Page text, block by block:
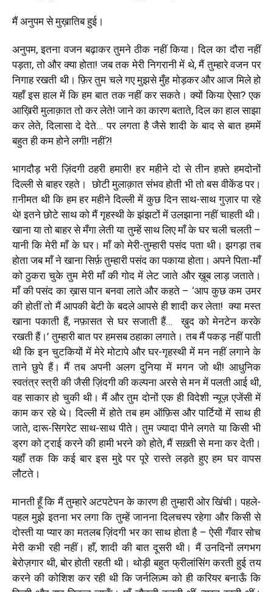
मैं अनुपम से मुख़ातिब हुई।
अनुपम, इतना वजन बढ़ाकर तुमने ठीक नहीं किया। दिल का दौरा नहीं
पड़ता, तो और क्या होता! जब तक मेरी निगरानी में थे, मैं तुम्हारे वजन पर
निगाह रखती थी। फ़िर तुम चले गए मुझसे मुँह मोड़कर और आज मिले हो
यहाँ इस हाल में कि हम बात तक नहीं कर सकते। क्यों किया ऐसा? एक
आख़िरी मुलाक़ात तो कर लेते! जाने का कारण बताते, दिल का हाल साझा
कर लेते, दिलासा दे देते… पर लगता है जैसे शादी के बाद से बात हममें
बहुत ही कम होने लगी! नहीं?!
भागदौड़ भरी ज़िंदगी ठहरी हमारी!हर महीने दो से तीन हफ़्ते हमदोनों
दिल्ली से बाहर रहते। छोटी मुलाक़ात संभव होती भी तो बस वीकेंड पर।
ग़नीमत थी कि हम हर महीने दिल्ली में कुछ दिन साथ-साथ गुज़ार पा रहे
थे! इतने छोटे साथ को मैं गृहस्थी के झंझटों में उलझाना नहीं चाहती थी।
खाना या तो बाहर से मँगा लेती या तुम्हें साथ लिए माँ के घर चली चलती –
यानी कि मेरी माँ के घर। माँ को मेरी-तुम्हारी पसंद पता थी। झगड़ा तब
होता जब माँ ने खाना सिर्फ़ तुम्हारी पसंद का पकाया होता। अपने पिता-माँ
को ठुकरा चुके तुम मेरी माँ की गोद में लेट जाते और ख़ूब लाड़ जताते।
माँ की पसंद का ख़ास पान बनवा लाते और कहते – ‘आप कुछ कम उमर
की होतीं तो मैं आपकी बेटी के बदले आपसे ही शादी कर लेता! क्या मस्त
खाना पकाती हैं, नफ़ासत से घर सजाती हैं…
ख़ुद को मेनटेन करके
रखती हैं।’ तुम्हारी बात पर हमसब ठहाका लगाते। तब मैं पकड़ नहीं पाती
थी कि इन चुटकियों में मेरे मोटापे और घर-गृहस्थी में मन नहीं लगाने के
ताने छुपे हैं। मैं तब अपनी अलग दुनिया में मगन जो थी! आधुनिक
स्वतंत्र स्त्री की जैसी ज़िंदगी की कल्पना अरसे से मन में पलती आई थी,
वह साकार हो चुकी थी। मैं और तुम दोनों एक ही विदेशी न्यूज़ एजेंसी में
काम कर रहे थे। दिल्ली में होते तब हम ऑफ़िस और पार्टियों में साथ ही
जाते,दारू-सिगरेट साथ-साथ पीते। तुम ज्यादा पीने लगते या किसी भी
ड्रग को ट्राई करने की हामी भरने को होते, मैं सख़्ती से मना कर देती।
यहाँ तक कि कई बार इस मुद्दे पर पूरे रास्ते लड़ते हुए हम घर वापस
लौटते।
मानती हूँ कि मैं तुम्हारे अटपटेपन के कारण ही तुम्हारी ओर खिंची। पहले-
पहल मुझे इतना भर लगा कि तुम्हें जानना दिलचस्प रहेगा और किसी से
दोस्ती या प्यार का मतलब ज़िंदगी भर का साथ होता है – ऐसी गँवार सोच
मेरी कभी रही नहीं। हाँ, शादी की बात दूसरी थी। मैं उनदिनों लगभग
बेरोज़गार थी, बोर होती रहती थी। थोड़ी बहुत फ्रीलांसिंग करती हुई तय
करने की कोशिश कर रही थी कि जर्नलिज़्म को ही करियर बनाऊँ कि